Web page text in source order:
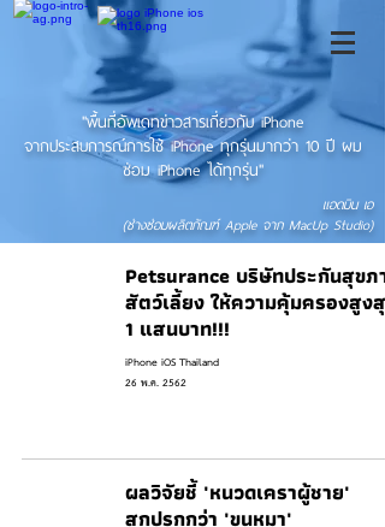
"พื้นที่อัพเดทข่าวสารเกี่ยวกับ iPhone
จากประสบการณ์การใช้ iPhone ทุกรุ่นมากว่า 10 ปี ผม
ซ่อม iPhone ได้ทุกรุ่น"
แอดมิน เอ
(ช่างซ่อมผลิตภัณฑ์ Apple จาก MacUp Studio)
Petsurance บริษัทประกันสุขภาพ
สัตว์เลี้ยง ให้ความคุ้มครองสูงสุด
1 แสนบาท!!!
iPhone iOS Thailand
26 พ.ค. 2562
ผลวิจัยชี้ 'หนวดเคราผู้ชาย'
สกปรกกว่า 'ขนหมา'